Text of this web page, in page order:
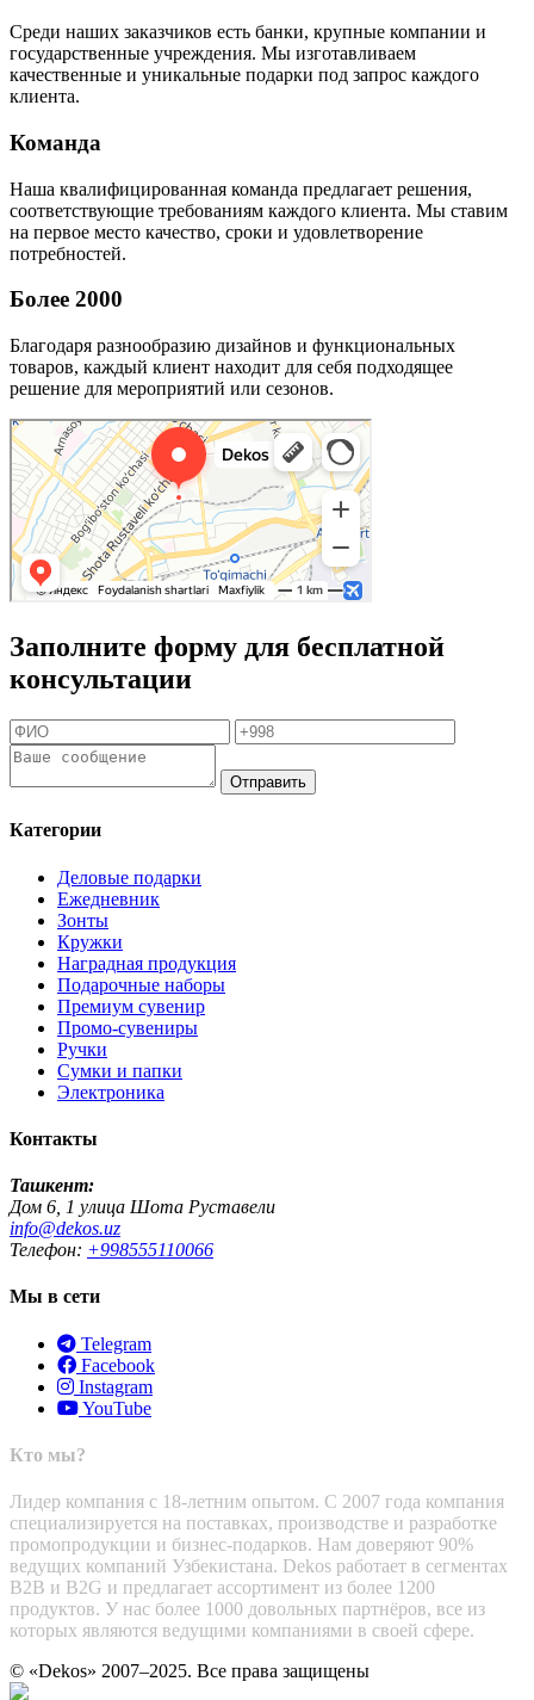
Среди наших заказчиков есть банки, крупные компании и
государственные учреждения. Мы изготавливаем
качественные и уникальные подарки под запрос каждого
клиента.
Команда
Наша квалифицированная команда предлагает решения,
соответствующие требованиям каждого клиента. Мы ставим
на первое место качество, сроки и удовлетворение
потребностей.
Более 2000
Благодаря разнообразию дизайнов и функциональных
товаров, каждый клиент находит для себя подходящее
решение для мероприятий или сезонов.
Заполните форму для бесплатной
консультации
Отправить
Категории
Деловые подарки
Ежедневник
Зонты
Кружки
Наградная продукция
Подарочные наборы
Премиум сувенир
Промо-сувениры
Ручки
Сумки и папки
Электроника
Контакты
Ташкент:
Дом 6, 1 улица Шота Руставели
info@dekos.uz
Телефон: +998555110066
Мы в сети
Telegram
Facebook
Instagram
YouTube
Кто мы?
Лидер компания с 18-летним опытом. С 2007 года компания
специализируется на поставках, производстве и разработке
промопродукции и бизнес-подарков. Нам доверяют 90%
ведущих компаний Узбекистана. Dekos работает в сегментах
B2B и B2G и предлагает ассортимент из более 1200
продуктов. У нас более 1000 довольных партнёров, все из
которых являются ведущими компаниями в своей сфере.
© «Dekos» 2007–2025. Все права защищены